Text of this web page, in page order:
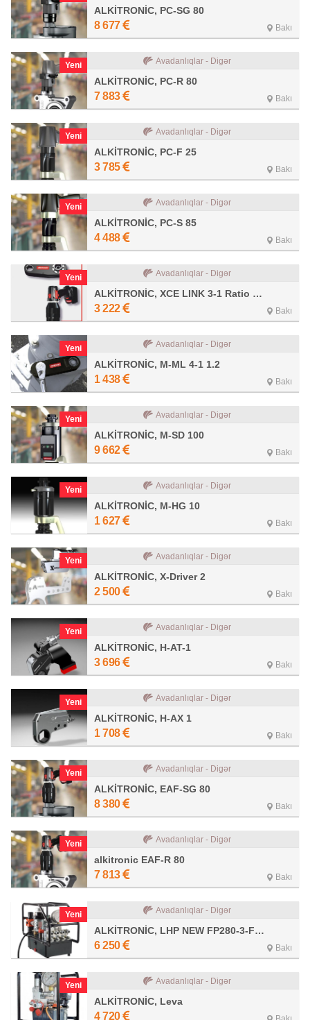
ALKİTRONİC, PC-SG 80
8 677 Bakı
Yeni Avadanlıqlar - Digər
ALKİTRONİC, PC-R 80
7 883 Bakı
Yeni Avadanlıqlar - Digər
ALKİTRONİC, PC-F 25
3 785 Bakı
Yeni Avadanlıqlar - Digər
ALKİTRONİC, PC-S 85
4 488 Bakı
Yeni Avadanlıqlar - Digər
ALKİTRONİC, XCE LINK 3-1 Ratio 3.4
3 222 Bakı
Yeni Avadanlıqlar - Digər
ALKİTRONİC, M-ML 4-1 1.2
1 438 Bakı
Yeni Avadanlıqlar - Digər
ALKİTRONİC, M-SD 100
9 662 Bakı
Yeni Avadanlıqlar - Digər
ALKİTRONİC, M-HG 10
1 627 Bakı
Yeni Avadanlıqlar - Digər
ALKİTRONİC, X-Driver 2
2 500 Bakı
Yeni Avadanlıqlar - Digər
ALKİTRONİC, H-AT-1
3 696 Bakı
Yeni Avadanlıqlar - Digər
ALKİTRONİC, H-AX 1
1 708 Bakı
Yeni Avadanlıqlar - Digər
ALKİTRONİC, EAF-SG 80
8 380 Bakı
Yeni Avadanlıqlar - Digər
alkitronic EAF-R 80
7 813 Bakı
Yeni Avadanlıqlar - Digər
ALKİTRONİC, LHP NEW FP280-3-FF-4P
6 250 Bakı
Yeni Avadanlıqlar - Digər
ALKİTRONİC, Leva
4 720